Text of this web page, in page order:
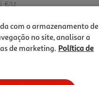
€/Lt
€
com o armazenamento de
no site, analisar a
de marketing. Política de